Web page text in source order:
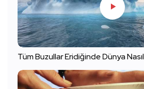
Tüm Buzullar Eridiğinde Dünya